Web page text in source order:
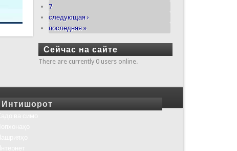
7
следующая ›
последняя »
Сейчас на сайте
There are currently 0 users online.
Интишорот